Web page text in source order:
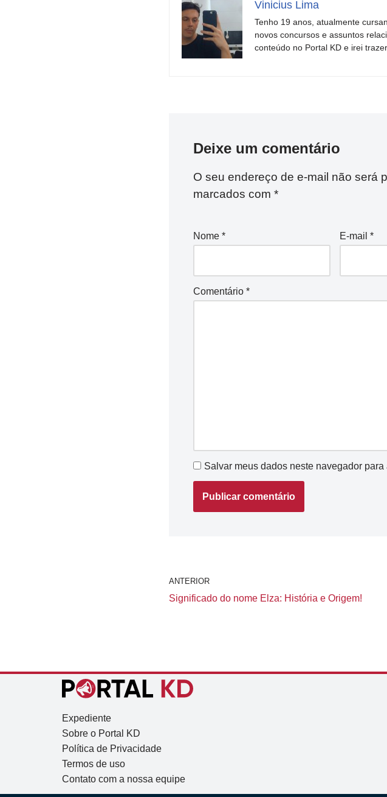
Vinicius Lima
Tenho 19 anos, atualmente
novos concursos e assuntos
conteúdo no Portal KD e irei
Deixe um comentário
O seu endereço de e-mail não será
marcados com *
Nome * E-mail *
Comentário *
Salvar meus dados neste navegador
ANTERIOR
Significado do nome Elza: História e Origem!
Expediente
Sobre o Portal KD
Política de Privacidade
Termos de uso
Contato com a nossa equipe